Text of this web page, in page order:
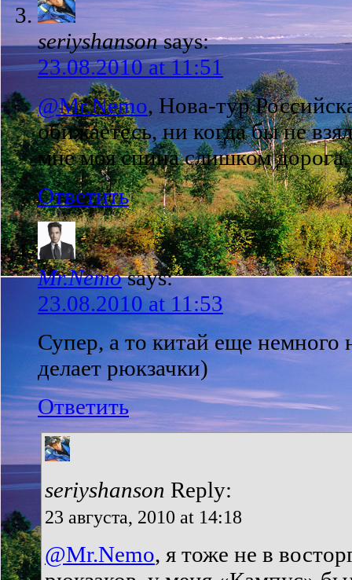
seriyshanson says:
23.08.2010 at 11:51
@Mr.Nemo, Нова-тур
обижаетесь, ни когда бы не
мне моя спина слишком дорога.
Ответить
Mr.Nemo says:
23.08.2010 at 11:53
Супер, а то китай еще немного
делает рюкзачки)
Ответить
seriyshanson Reply:
23 августа, 2010 at 14:18
@Mr.Nemo, я тоже не в